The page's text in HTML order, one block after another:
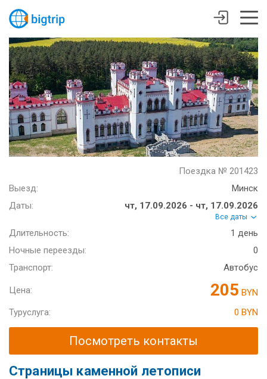
Поездка № 201423
Выезд:
Минск
Даты:
чт, 17.09.2026 - чт, 17.09.2026
Все даты
Длительность:
1 день
Ночные переезды:
0
Транспорт:
Автобус
Цена: 205 BYN
Туруслуга:
0 BYN
Посмотреть контакты
Страницы каменной летописи